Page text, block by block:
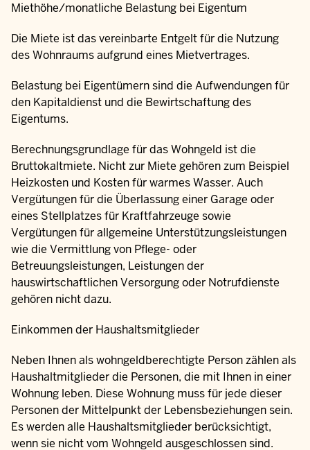
Miethöhe/monatliche Belastung bei Eigentum
Die Miete ist das vereinbarte Entgelt für die Nutzung
des Wohnraums aufgrund eines Mietvertrages.
Belastung bei Eigentümern sind die Aufwendungen für
den Kapitaldienst und die Bewirtschaftung des
Eigentums.
Berechnungsgrundlage für das Wohngeld ist die
Bruttokaltmiete. Nicht zur Miete gehören zum Beispiel
Heizkosten und Kosten für warmes Wasser. Auch
Vergütungen für die Überlassung einer Garage oder
eines Stellplatzes für Kraftfahrzeuge sowie
Vergütungen für allgemeine Unterstützungsleistungen
wie die Vermittlung von Pflege- oder
Betreuungsleistungen, Leistungen der
hauswirtschaftlichen Versorgung oder Notrufdienste
gehören nicht dazu.
Einkommen der Haushaltsmitglieder
Neben Ihnen als wohngeldberechtigte Person zählen als
Haushaltmitglieder die Personen, die mit Ihnen in einer
Wohnung leben. Diese Wohnung muss für jede dieser
Personen der Mittelpunkt der Lebensbeziehungen sein.
Es werden alle Haushaltsmitglieder berücksichtigt,
wenn sie nicht vom Wohngeld ausgeschlossen sind.